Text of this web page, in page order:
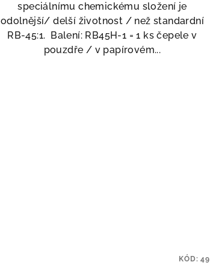
speciálnímu chemickému složení je
odolnější/ delší životnost / než standardní
RB-45:1. Balení: RB45H-1 = 1 ks čepele v
pouzdře / v papírovém...
KÓD:49